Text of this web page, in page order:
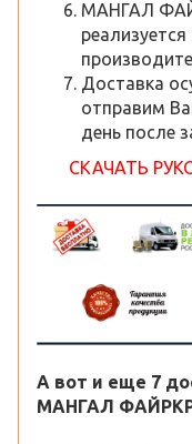
МАНГАЛ
Доставка
отправим
день после
СКАЧАТЬ
А вот и еще 7
МАНГАЛ